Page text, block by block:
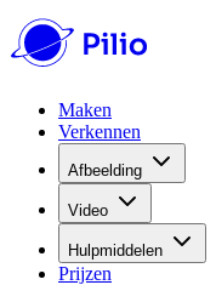
Maken
Verkennen
Afbeelding
Video
Hulpmiddelen
Prijzen